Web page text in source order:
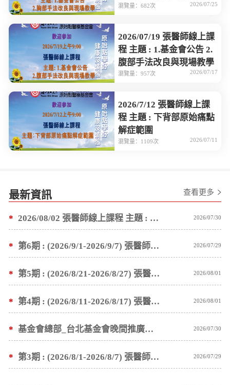
瀏覽量：682次 2026/07/25
2026/07/19 張醫師線上課
程 主題 : 1.基金會公告 2.
腹部手法改良與現場教學
瀏覽量：957次 2026/07/17
2026/7/12 張醫師線上課
程 主題 : 下背部原始痛點
解症範圍
瀏覽量：1109次 2026/07/11
最新資訊 查看更多
* 2026/08/02 張醫師線上課程 主題 : 1.基金會公告 2.塗抹按推薑粉泥手法教學 2026/07/30
* 第6期 : (2026/9/1-2026/9/7) 張醫師親自培訓手法 廣州基礎班7 天錄取名單公告 2026/07/29
* 第5期 : (2026/8/21-2026/8/27) 張醫師親自培訓手法 廣州基礎班7 天錄取名單公告 2026/08/01
* 第4期 : (2026/8/11-2026/8/17) 張醫師親自培訓手法 廣州基礎班7 天錄取名單公告 2026/08/01
* 基金會總部_台北基金會晚間推廣暫停服務公告 2026/07/30
* 第3期 : (2026/8/1-2026/8/7) 張醫師親自培訓手法 廣州基礎班7 天錄取名單公告 2026/07/29